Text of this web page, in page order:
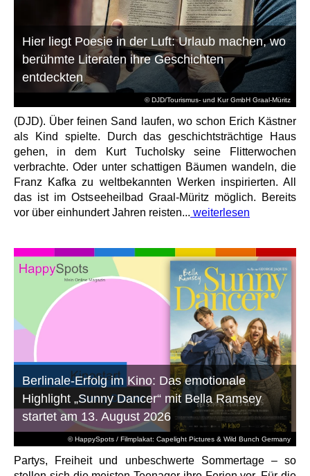
© DJD/Tourismus- und Kur GmbH Graal-Müritz
Hier liegt Poesie in der Luft: Urlaub machen, wo
berühmte Literaten ihre Geschichten
entdeckten
(DJD). Über feinen Sand laufen, wo schon Erich Kästner
als Kind spielte. Durch das geschichtsträchtige Haus
gehen, in dem Kurt Tucholsky seine Flitterwochen
verbrachte. Oder unter schattigen Bäumen wandeln, die
Franz Kafka zu weltbekannten Werken inspirierten. All
das ist im Ostseeheilbad Graal-Müritz möglich. Bereits
vor über einhundert Jahren reisten... weiterlesen
© HappySpots / Filmplakat: Capelight Pictures & Wild Bunch Germany
Berlinale-Erfolg im Kino: Das emotionale
Highlight „Sunny Dancer“ mit Bella Ramsey
startet am 13. August 2026
Partys, Freiheit und unbeschwerte Sommertage – so